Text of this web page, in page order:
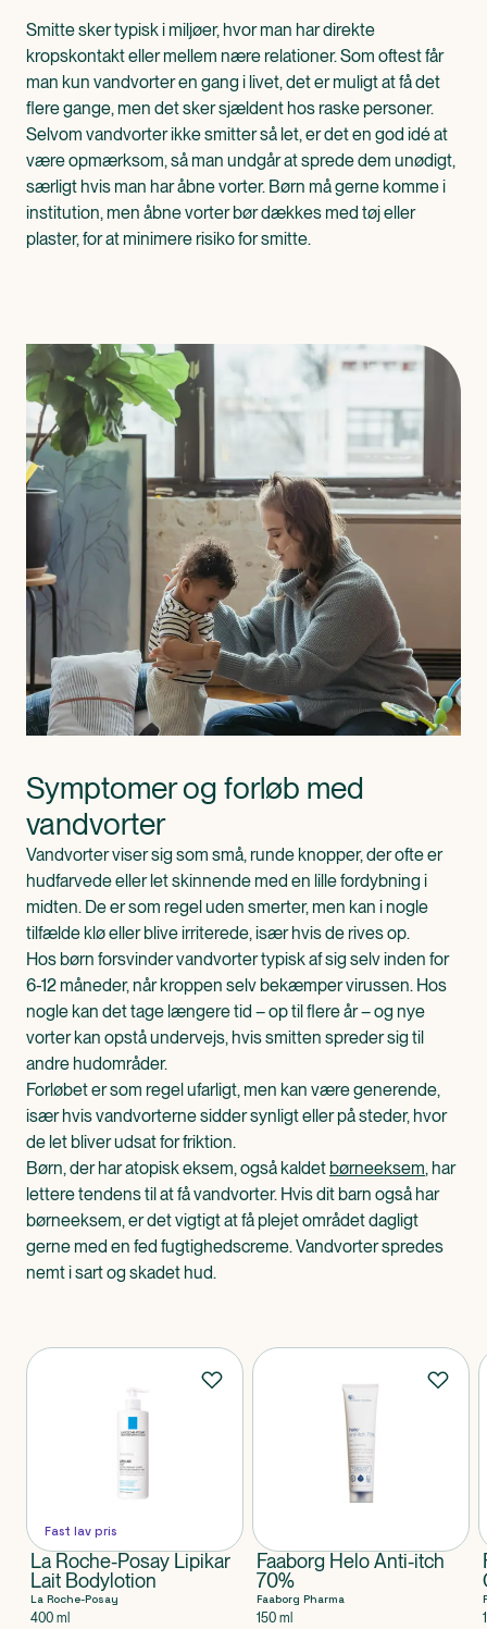
Smitte sker typisk i miljøer, hvor man har direkte
kropskontakt eller mellem nære relationer. Som oftest får
man kun vandvorter en gang i livet, det er muligt at få det
flere gange, men det sker sjældent hos raske personer.
Selvom vandvorter ikke smitter så let, er det en god idé at
være opmærksom, så man undgår at sprede dem unødigt,
særligt hvis man har åbne vorter. Børn må gerne komme i
institution, men åbne vorter bør dækkes med tøj eller
plaster, for at minimere risiko for smitte.
Symptomer og forløb med
vandvorter
Vandvorter viser sig som små, runde knopper, der ofte er
hudfarvede eller let skinnende med en lille fordybning i
midten. De er som regel uden smerter, men kan i nogle
tilfælde klø eller blive irriterede, især hvis de rives op.
Hos børn forsvinder vandvorter typisk af sig selv inden for
6-12 måneder, når kroppen selv bekæmper virussen. Hos
nogle kan det tage længere tid – op til flere år – og nye
vorter kan opstå undervejs, hvis smitten spreder sig til
andre hudområder.
Forløbet er som regel ufarligt, men kan være generende,
især hvis vandvorterne sidder synligt eller på steder, hvor
de let bliver udsat for friktion.
Børn, der har atopisk eksem, også kaldet børneeksem, har
lettere tendens til at få vandvorter. Hvis dit barn også har
børneeksem, er det vigtigt at få plejet området dagligt
gerne med en fed fugtighedscreme. Vandvorter spredes
nemt i sart og skadet hud.
Produkter
Fast lav pris
La Roche-Posay Lipikar
Lait Bodylotion
La Roche-Posay
400 ml
Faaborg Helo Anti-itch
70%
Faaborg Pharma
150 ml